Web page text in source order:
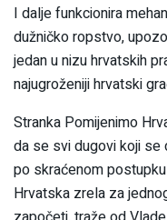
I dalje funkcionira
dužničko ropstvo,
jedan u nizu hrvatskih
najugroženiji hrvatski
Stranka Pomijenimo
da se svi dugovi koji se
po skraćenom
Hrvatska zrela za